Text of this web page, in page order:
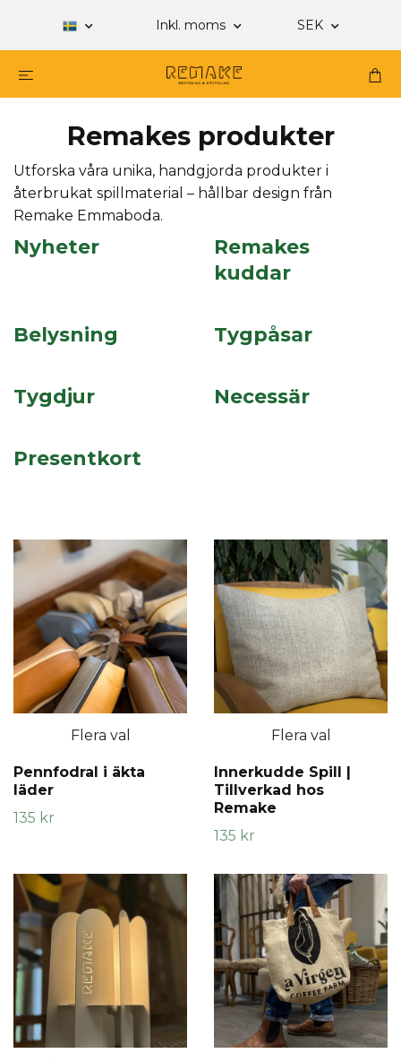
Inkl. moms SEK
Remakes produkter
Utforska våra unika, handgjorda produkter i
återbrukat spillmaterial – hållbar design från
Remake Emmaboda.
Nyheter
Remakes
kuddar
Belysning Tygpåsar
Tygdjur Necessär
Presentkort
Flera val
Pennfodral i äkta
läder
135 kr
Flera val
Innerkudde Spill |
Tillverkad hos
Remake
135 kr